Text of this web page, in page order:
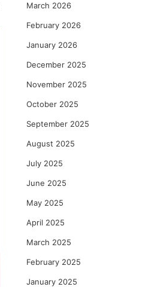
March 2026
February 2026
January 2026
December 2025
November 2025
October 2025
September 2025
August 2025
July 2025
June 2025
May 2025
April 2025
March 2025
February 2025
January 2025